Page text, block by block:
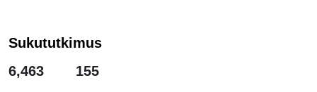
Sukututkimus
6,463
155